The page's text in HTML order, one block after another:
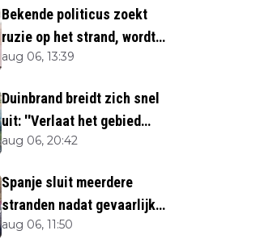
Bekende politicus zoekt
ruzie op het strand, wordt
neergemaaid
aug 06, 13:39
Duinbrand breidt zich snel
uit: ''Verlaat het gebied
direct''
aug 06, 20:42
Spanje sluit meerdere
stranden nadat gevaarlijk
zeedier opduikt
aug 06, 11:50